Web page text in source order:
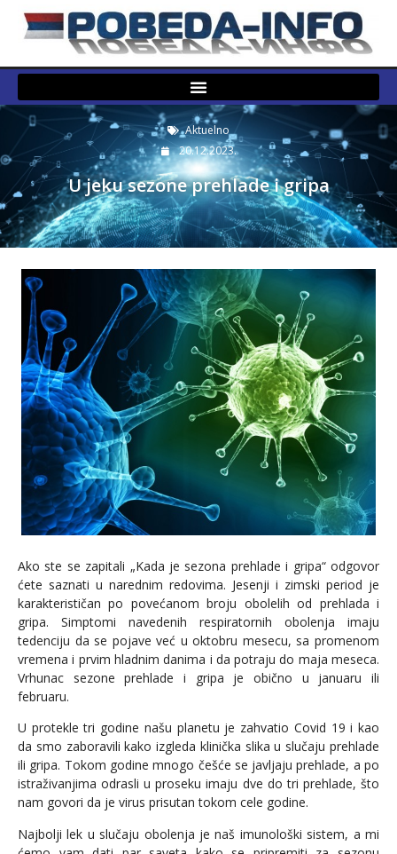
Aktuelno
20.12.2023.
U jeku sezone prehlade i gripa
Ako ste se zapitali „Kada je sezona prehlade i gripa“ odgovor
ćete saznati u narednim redovima. Jesenji i zimski period je
karakterističan po povećanom broju obolelih od prehlada i
gripa. Simptomi navedenih respiratornih obolenja imaju
tedenciju da se pojave već u oktobru mesecu, sa promenom
vremena i prvim hladnim danima i da potraju do maja meseca.
Vrhunac sezone prehlade i gripa je obično u januaru ili
februaru.
U protekle tri godine našu planetu je zahvatio Covid 19 i kao
da smo zaboravili kako izgleda klinička slika u slučaju prehlade
ili gripa. Tokom godine mnogo češće se javljaju prehlade, a po
istraživanjima odrasli u proseku imaju dve do tri prehlade, što
nam govori da je virus prisutan tokom cele godine.
Najbolji lek u slučaju obolenja je naš imunološki sistem, a mi